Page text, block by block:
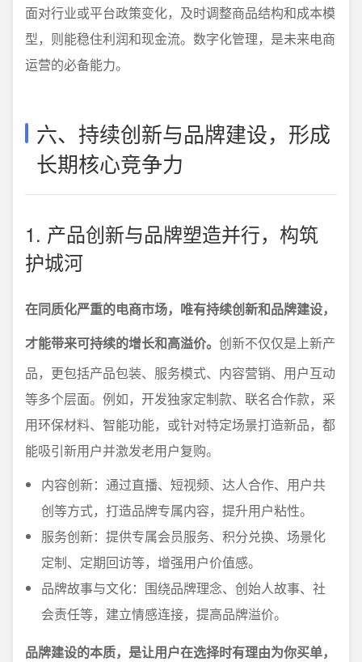
面对行业或平台政策变化，及时调整商品结构和成本模
型，则能稳住利润和现金流。数字化管理，是未来电商
运营的必备能力。
六、持续创新与品牌建设，形成
长期核心竞争力
1. 产品创新与品牌塑造并行，构筑
护城河
在同质化严重的电商市场，唯有持续创新和品牌建设，
才能带来可持续的增长和高溢价。 创新不仅仅是上新产
品，更包括产品包装、服务模式、内容营销、用户互动
等多个层面。例如，开发独家定制款、联名合作款，采
用环保材料、智能功能，或针对特定场景打造新品，都
能吸引新用户并激发老用户复购。
内容创新：通过直播、短视频、达人合作、用户共
创等方式，打造品牌专属内容，提升用户粘性。
服务创新：提供专属会员服务、积分兑换、场景化
定制、定期回访等，增强用户价值感。
品牌故事与文化：围绕品牌理念、创始人故事、社
会责任等，建立情感连接，提高品牌溢价。
品牌建设的本质，是让用户在选择时有理由为你买单，